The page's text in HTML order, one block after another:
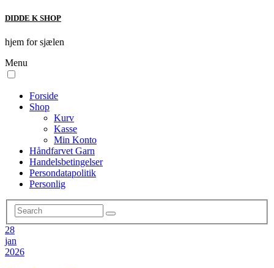
DIDDE K SHOP
hjem for sjælen
Menu
Forside
Shop
Kurv
Kasse
Min Konto
Håndfarvet Garn
Handelsbetingelser
Persondatapolitik
Personlig
28
jan
2026